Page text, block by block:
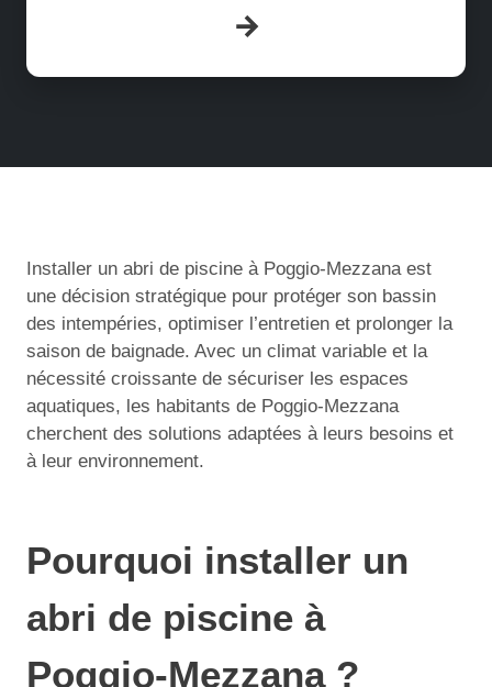
Installer un abri de piscine à Poggio-Mezzana est
une décision stratégique pour protéger son bassin
des intempéries, optimiser l’entretien et prolonger la
saison de baignade. Avec un climat variable et la
nécessité croissante de sécuriser les espaces
aquatiques, les habitants de Poggio-Mezzana
cherchent des solutions adaptées à leurs besoins et
à leur environnement.
Pourquoi installer un
abri de piscine à
Poggio-Mezzana ?